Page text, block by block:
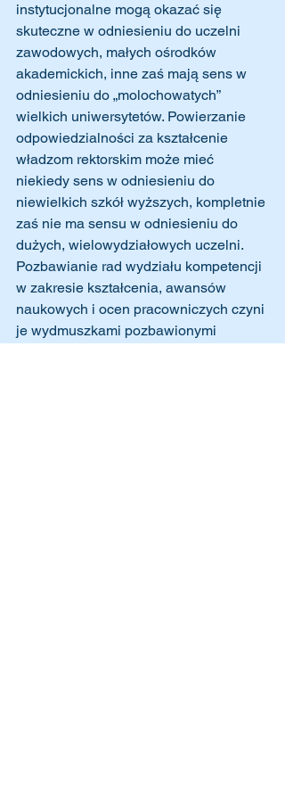
instytucjonalne mogą okazać się
skuteczne w odniesieniu do uczelni
zawodowych, małych ośrodków
akademickich, inne zaś mają sens w
odniesieniu do „molochowatych”
wielkich uniwersytetów. Powierzanie
odpowiedzialności za kształcenie
władzom rektorskim może mieć
niekiedy sens w odniesieniu do
niewielkich szkół wyższych, kompletnie
zaś nie ma sensu w odniesieniu do
dużych, wielowydziałowych uczelni.
Pozbawianie rad wydziału kompetencji
w zakresie kształcenia, awansów
naukowych i ocen pracowniczych czyni
je wydmuszkami pozbawionymi